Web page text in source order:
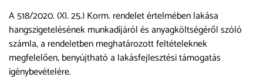
A 518/2020. (XI. 25.) Korm. rendelet értelmében lakása
hangszigetelésének munkadíjáról és anyagköltségéről szóló
számla, a rendeletben meghatározott feltételeknek
megfelelően, benyújtható a lakásfejlesztési támogatás
igénybevételére.